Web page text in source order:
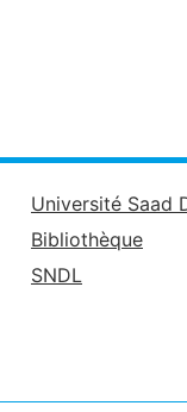
Université Saad
Bibliothèque
SNDL